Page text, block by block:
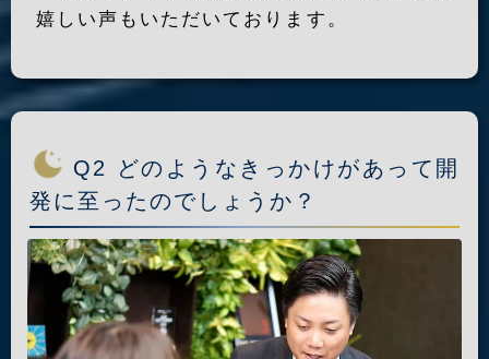
嬉しい声もいただいております。
Q2 どのようなきっかけがあって開
発に至ったのでしょうか？